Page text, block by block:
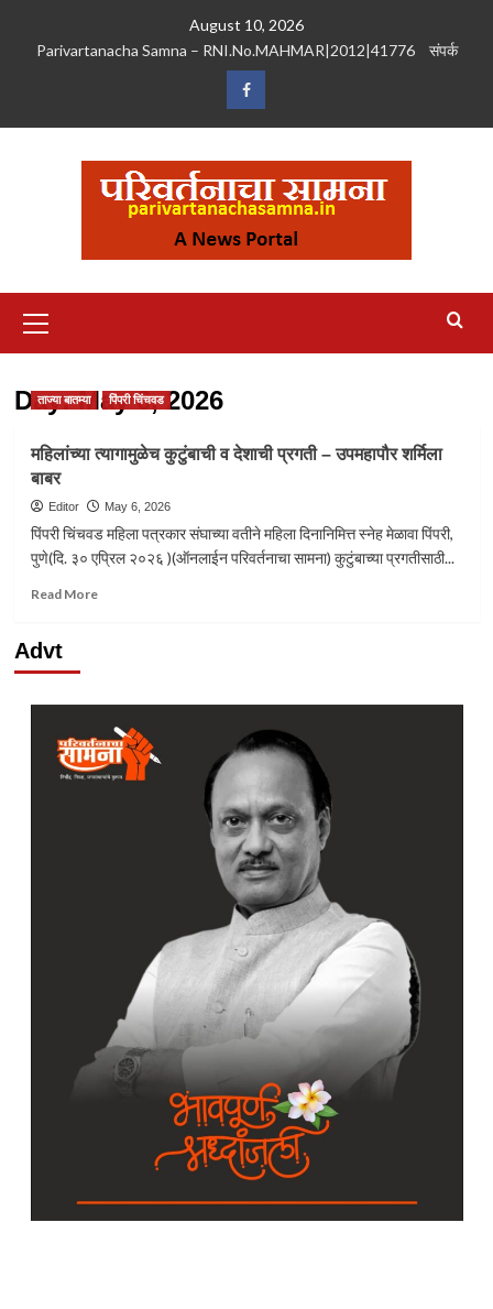
August 10, 2026
Parivartanacha Samna – RNI.No.MAHMAR|2012|41776
संपर्क
Facebook
Menu
Day:May 6, 2026
ताज्या बातम्या पिंपरी चिंचवड
महिलांच्या त्यागामुळेच कुटुंबाची व देशाची प्रगती – उपमहापौर शर्मिला
बाबर
Editor May 6, 2026
पिंपरी चिंचवड महिला पत्रकार संघाच्या वतीने महिला दिनानिमित्त स्नेह मेळावा पिंपरी,
पुणे(दि. ३० एप्रिल २०२६ )(ऑनलाईन परिवर्तनाचा सामना) कुटुंबाच्या प्रगतीसाठी...
Read MoreRead
देशाची
प्रगती
–
Advt